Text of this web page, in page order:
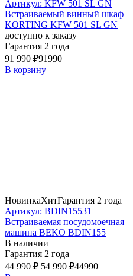
Артикул: KFW 501 SL GN
Встраиваемый винный шкаф
KORTING KFW 501 SL GN
доступно к заказу
Гарантия 2 года
91 990 ₽91990
В корзину
НовинкаХитГарантия 2 года
Артикул: BDIN15531
Встраиваемая посудомоечная
машина BEKO BDIN155
В наличии
Гарантия 2 года
44 990 ₽ 54 990 ₽44990